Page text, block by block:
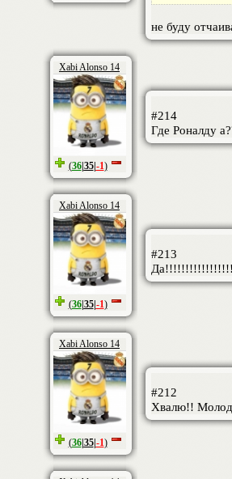
не буду
Xabi Alonso 14
(36| 35| -1)
#214
Где Роналду
Xabi Alonso 14
(36| 35| -1)
#213
Xabi Alonso 14
(36| 35| -1)
#212
Хвалю!!